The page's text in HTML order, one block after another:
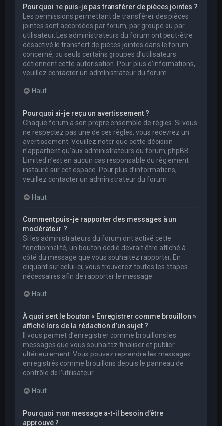
Pourquoi ne puis-je pas transférer de pièces jointes ?
Les permissions permettant de transférer des pièces
jointes sont accordées par forum, par groupe ou par
utilisateur. Les administrateurs du forum ont peut-être
désactivé le transfert de pièces jointes dans le forum
concerné, ou seuls certains groupes d’utilisateurs
détiennent cette autorisation. Pour plus d’informations,
veuillez contacter un administrateur du forum.
Haut
Pourquoi ai-je reçu un avertissement ?
Chaque forum a son propre ensemble de règles. Si vous
ne respectez pas une de ces règles, vous recevrez un
avertissement. Veuillez noter que cette décision
n’appartient qu’aux administrateurs du forum, phpBB
Limited n’est en aucun cas responsable du règlement
instauré sur cet espace. Pour plus d’informations,
veuillez contacter un administrateur du forum.
Haut
Comment puis-je rapporter des messages à un
modérateur ?
Si les administrateurs du forum ont activé cette
fonctionnalité, un bouton dédié devrait être affiché à
côté du message que vous souhaitez rapporter. En
cliquant sur celui-ci, vous trouverez toutes les étapes
nécessaires afin de rapporter le message.
Haut
À quoi sert le bouton « Enregistrer comme brouillon »
affiché lors de la rédaction d’un sujet ?
Il vous permet d’enregistrer comme brouillons les
messages que vous souhaitez finaliser et publier
ultérieurement. Vous pouvez reprendre les messages
enregistrés comme brouillons depuis le panneau de
contrôle de l’utilisateur.
Haut
Pourquoi mon message a-t-il besoin d’être
approuvé ?